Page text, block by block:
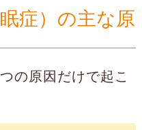
症）の主な原
の原因だけで起こ